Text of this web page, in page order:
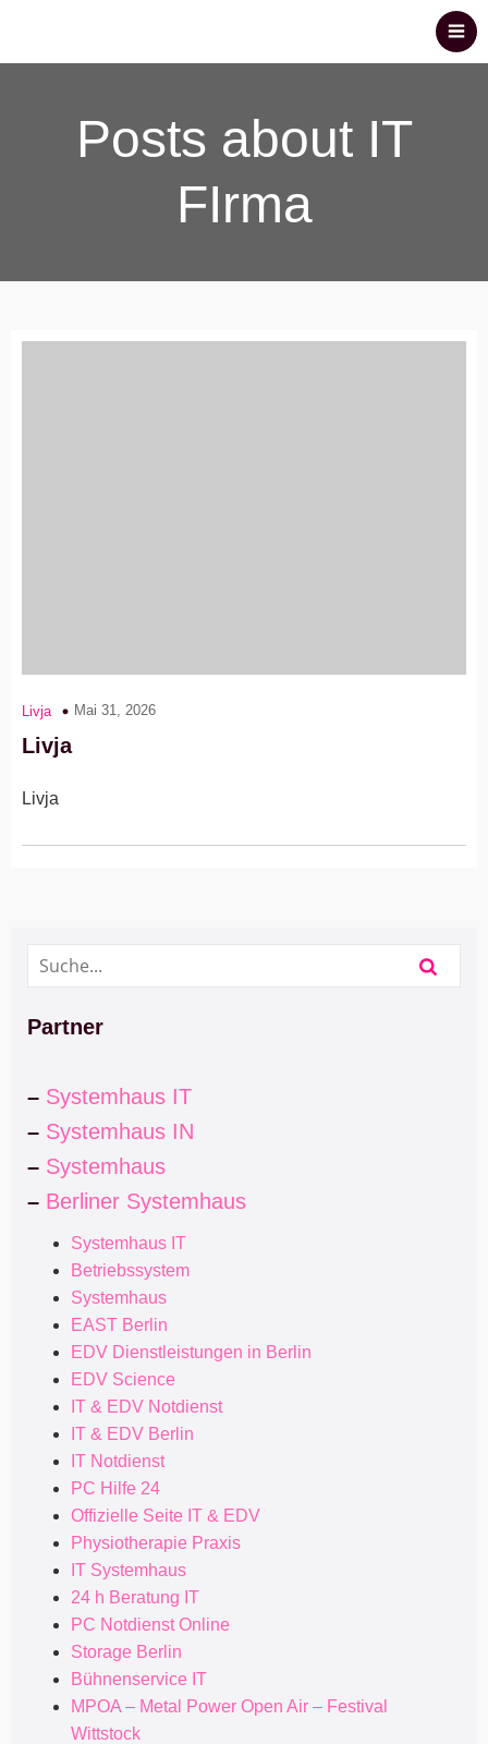
Posts about IT
FIrma
Livja Mai 31, 2026
Livja
Livja
Partner
– Systemhaus IT
– Systemhaus IN
– Systemhaus
– Berliner Systemhaus
Systemhaus IT
Betriebssystem
Systemhaus
EAST Berlin
EDV Dienstleistungen in Berlin
EDV Science
IT & EDV Notdienst
IT & EDV Berlin
IT Notdienst
PC Hilfe 24
Offizielle Seite IT & EDV
Physiotherapie Praxis
IT Systemhaus
24 h Beratung IT
PC Notdienst Online
Storage Berlin
Bühnenservice IT
MPOA – Metal Power Open Air – Festival
Wittstock